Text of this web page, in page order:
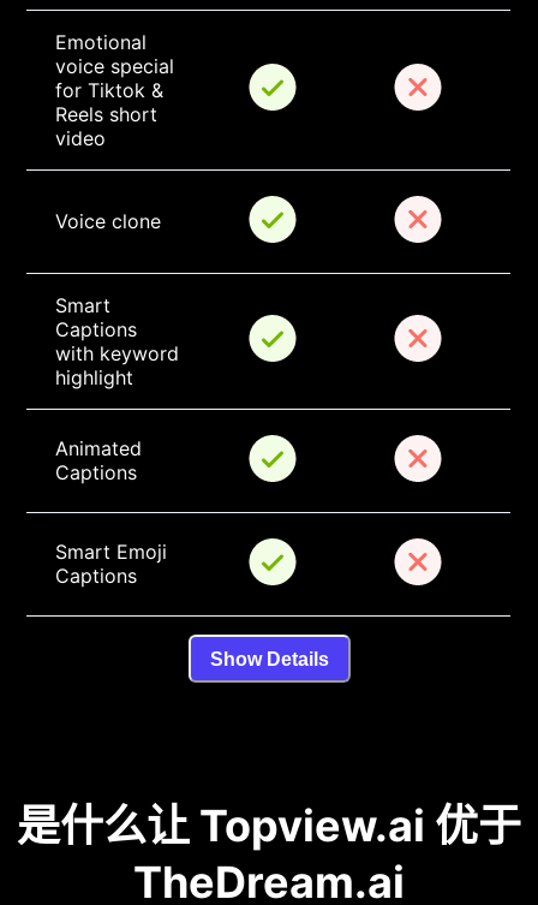
Emotional
voice special
for Tiktok &
Reels short
video
Voice clone
Smart
Captions
with keyword
highlight
Animated
Captions
Smart Emoji
Captions
Show Details
是什么让 Topview.ai 优于
TheDream.ai